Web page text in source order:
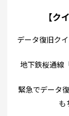
【ク
データ復旧ク
地下鉄桜通線
緊急でデータ
も